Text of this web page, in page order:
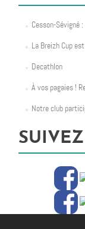
Cesson-Sévigné
La Breizh Cup
Decathlon
À vos pagaies !
Notre club